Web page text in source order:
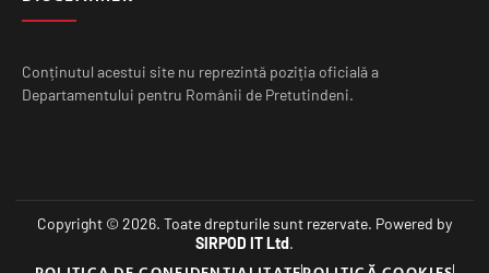
Conținutul acestui site nu reprezintă poziția oficială a
Departamentului pentru Românii de Pretutindeni.
Copyright © 2026. Toate drepturile sunt rezervate. Powered by
SIRPOD IT Ltd.